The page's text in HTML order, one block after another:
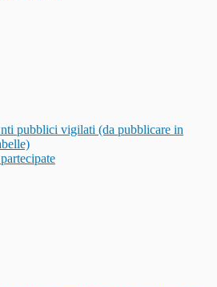
pubblici vigilati (da pubblicare in